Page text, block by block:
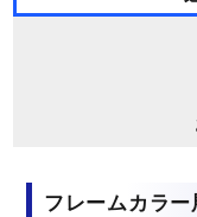
フレームカラ